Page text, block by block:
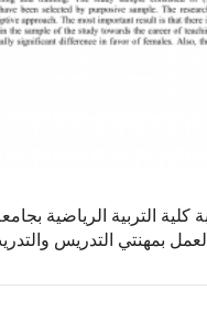
كلية التربية الرياضية
العمل بمهنتي التدريس